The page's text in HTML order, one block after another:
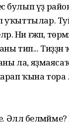
булып үҙ
уҡыттылар.
Ни ғәжәп,
тип...
ла,
ҡына
Әллә